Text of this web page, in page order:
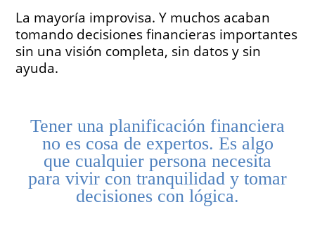
La mayoría improvisa. Y muchos acaban
tomando decisiones financieras importantes
sin una visión completa, sin datos y sin
ayuda.
Tener una planificación financiera
no es cosa de expertos. Es algo
que cualquier persona necesita
para vivir con tranquilidad y tomar
decisiones con lógica.